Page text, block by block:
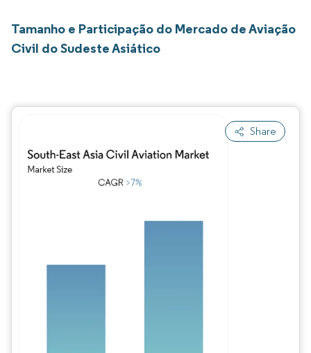
Tamanho e Participação do Mercado de Aviação
Civil do Sudeste Asiático
Share